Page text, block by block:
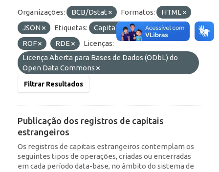
Organizações: BCB/Dstat Formatos:
HTML
JSON
Etiquetas:
Capitais Estrangeiros
ROF
RDE
Licenças:
Licença Aberta para Bases de Dados (ODbL) do
Open Data Commons
Filtrar Resultados
Publicação dos registros de capitais
estrangeiros
Os registros de capitais estrangeiros contemplam os
seguintes tipos de operações, criadas ou encerradas
em cada período data-base, no âmbito do sistema de